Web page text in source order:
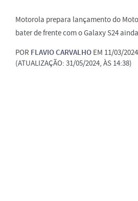
Motorola prepara lançamento do
bater de frente com o Galaxy S24
POR FLAVIO CARVALHO EM 11/03/
(ATUALIZAÇÃO: 31/05/2024, ÀS 14:38)